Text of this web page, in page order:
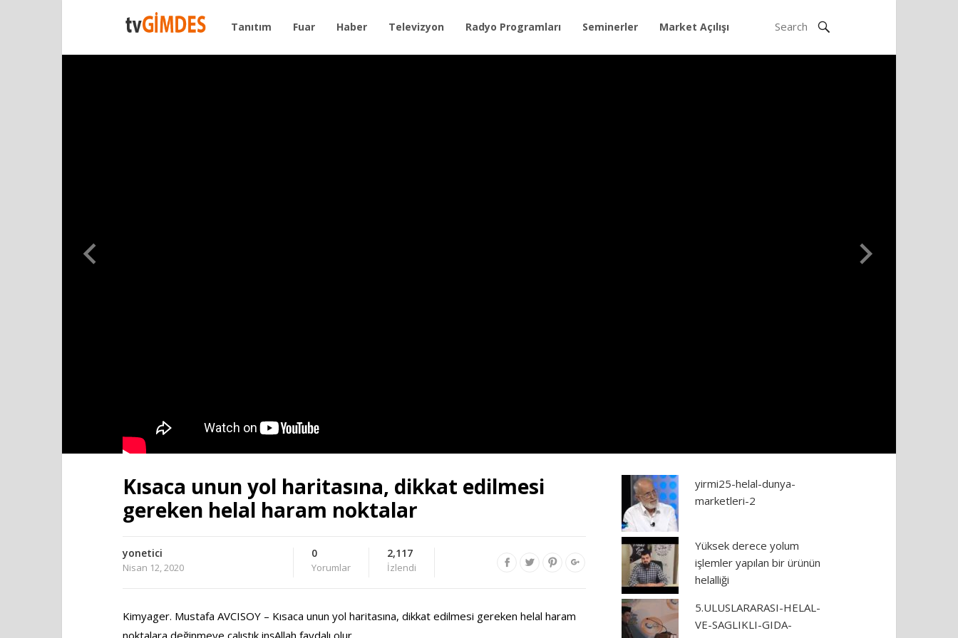
Tanıtım Fuar Haber Televizyon Radyo Programları Seminerler Market Açılışı
Kısaca unun yol haritasına, dikkat edilmesi
gereken helal haram noktalar
yonetici
Nisan 12, 2020
0
Yorumlar
2,117
İzlendi
Kimyager. Mustafa AVCISOY – Kısaca unun yol haritasına, dikkat edilmesi gereken helal haram
noktalara değinmeye çalıştık inşAllah faydalı olur
yirmi25-helal-dunya-
marketleri-2
Yüksek derece yolum
işlemler yapılan bir ürünün
helalliği
5.ULUSLARARASI-HELAL-
VE-SAGLIKLI-GIDA-